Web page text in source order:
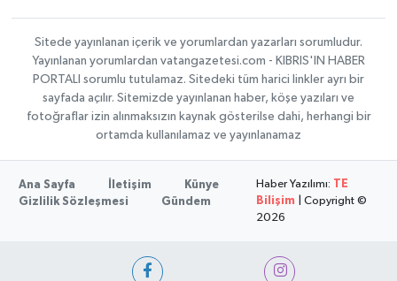
Sitede yayınlanan içerik ve yorumlardan yazarları sorumludur.
Yayınlanan yorumlardan vatangazetesi.com - KIBRIS'IN HABER
PORTALI sorumlu tutulamaz. Sitedeki tüm harici linkler ayrı bir
sayfada açılır. Sitemizde yayınlanan haber, köşe yazıları ve
fotoğraflar izin alınmaksızın kaynak gösterilse dahi, herhangi bir
ortamda kullanılamaz ve yayınlanamaz
Ana Sayfa İletişim
Künye
Gizlilik Sözleşmesi
Gündem
Haber Yazılımı: TE
Bilişim | Copyright ©
2026